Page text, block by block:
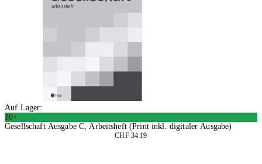
Auf Lager:
10+
Gesellschaft Ausgabe C, Arbeitsheft (Print inkl. digitaler Ausgabe)
CHF 34.19